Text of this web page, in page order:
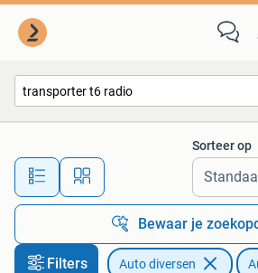
Alle afstanden…
Sorteer op
Bewaar je
Filters Auto diversen